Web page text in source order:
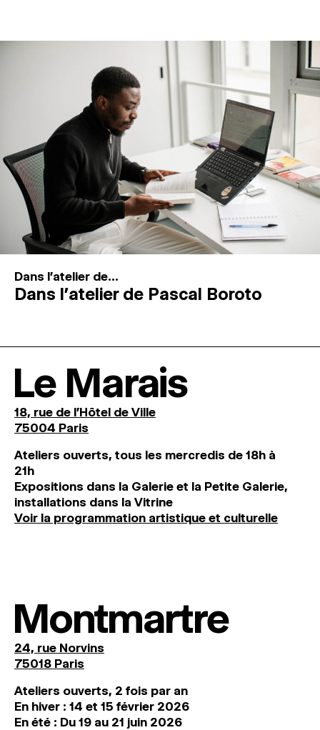
Dans l'atelier de...
Dans l’atelier de Pascal Boroto
Le Marais
18, rue de l'Hôtel de Ville
75004 Paris
Ateliers ouverts, tous les mercredis de 18h à
21h
Expositions dans la Galerie et la Petite Galerie,
installations dans la Vitrine
Voir la programmation artistique et culturelle
Montmartre
24, rue Norvins
75018 Paris
Ateliers ouverts, 2 fois par an
En hiver : 14 et 15 février 2026
En été : Du 19 au 21 juin 2026